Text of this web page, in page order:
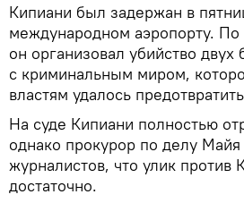
Кипиани был задержан в
международном аэропорту. По
он организовал убийство двух
с криминальным миром,
властям удалось
На суде Кипиани полностью
однако прокурор по делу
журналистов, что улик против
достаточно.